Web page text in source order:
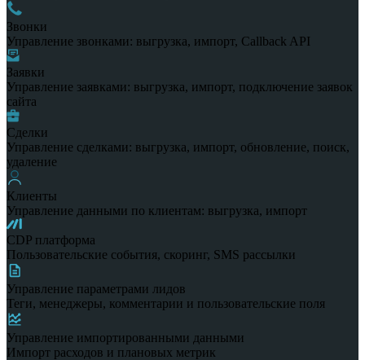
Звонки
Управление звонками: выгрузка, импорт, Callback API
Заявки
Управление заявками: выгрузка, импорт, подключение заявок
сайта
Сделки
Управление сделками: выгрузка, импорт, обновление, поиск,
удаление
Клиенты
Управление данными по клиентам: выгрузка, импорт
CDP платформа
Пользовательские события, скоринг, SMS рассылки
Управление параметрами лидов
Теги, менеджеры, комментарии и пользовательские поля
Управление импортированными данными
Импорт расходов и плановых метрик